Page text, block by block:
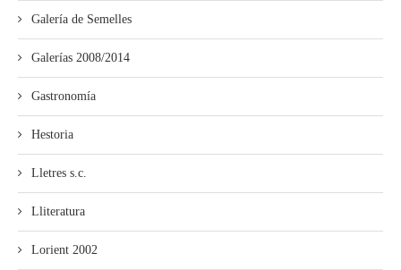
Galería de Semelles
Galerías 2008/2014
Gastronomía
Hestoria
Lletres s.c.
Lliteratura
Lorient 2002